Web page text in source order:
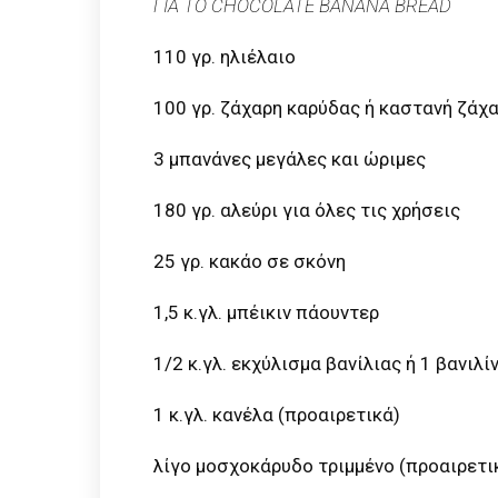
ΓΙΑ ΤΟ CHOCOLATE BANANA BREAD
110 γρ. ηλιέλαιο
100 γρ. ζάχαρη καρύδας ή καστανή
3 μπανάνες μεγάλες και ώριμες
180 γρ. αλεύρι για όλες τις χρήσεις
25 γρ. κακάο σε σκόνη
1,5 κ.γλ. μπέικιν πάουντερ
1/2 κ.γλ. εκχύλισμα βανίλιας ή 1
1 κ.γλ. κανέλα (προαιρετικά)
λίγο μοσχοκάρυδο τριμμένο